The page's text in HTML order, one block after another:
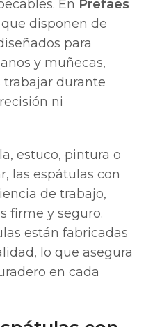
En Prefaes
disponen de
para
y muñecas,
durante
ni
estuco, pintura o
las espátulas con
de trabajo,
firme y seguro.
están fabricadas
lo que asegura
en cada